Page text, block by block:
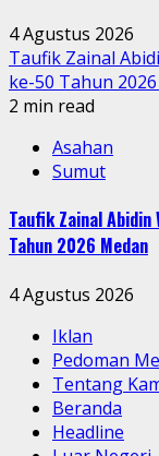
4 Agustus 2026
Taufik Zainal
ke-50 Tahun
2 min read
Asahan
Sumut
Taufik Zainal Abidin
Tahun 2026 Medan
4 Agustus 2026
Iklan
Pedoman
Tentang
Beranda
Headline